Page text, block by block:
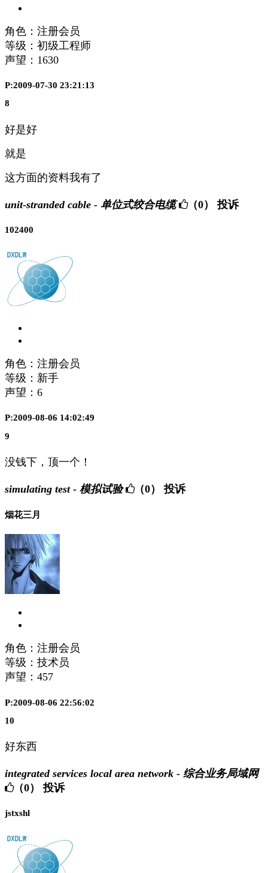
角色：注册会员
等级：初级工程师
声望： 1630
P:2009-07-30 23:21:13
8
好是好
就是
这方面的资料我有了
unit-stranded cable - 单位式绞合电缆 （0） 投诉
102400
角色：注册会员
等级：新手
声望： 6
P:2009-08-06 14:02:49
9
没钱下，顶一个！
simulating test - 模拟试验 （0） 投诉
烟花三月
角色：注册会员
等级：技术员
声望： 457
P:2009-08-06 22:56:02
10
好东西
integrated services local area network - 综合业务局域网
（0）
投诉
jstxshl